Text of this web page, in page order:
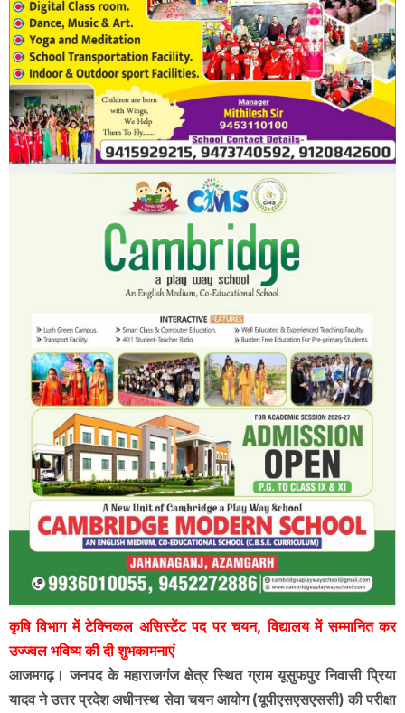
कृषि विभाग में टेक्निकल असिस्टेंट पद पर चयन, विद्यालय में सम्मानित कर
उज्ज्वल भविष्य की दी शुभकामनाएं
आजमगढ़। जनपद के महाराजगंज क्षेत्र स्थित ग्राम यूसुफपुर निवासी प्रिया
यादव ने उत्तर प्रदेश अधीनस्थ सेवा चयन आयोग (यूपीएसएसएससी) की परीक्षा